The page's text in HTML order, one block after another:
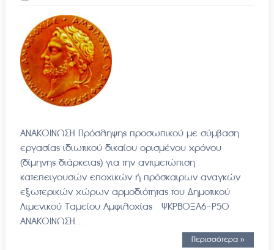
ΑΝΑΚΟΙΝΩΣΗ Πρόσληψης προσωπικού με σύμβαση
εργασίας ιδιωτικού δικαίου ορισμένου χρόνου
(δίμηνης διάρκειας) για την αντιμετώπιση
κατεπειγουσών εποχικών ή πρόσκαιρων αναγκών
εξωτερικών χώρων αρμοδιότητας του Δημοτικού
Λιμενικού Ταμείου Αμφιλοχίας ΨΚΡΒΟΞΑ6-Ρ5Ο
ΑΝΑΚΟΙΝΩΣΗ…
Περισσότερα »